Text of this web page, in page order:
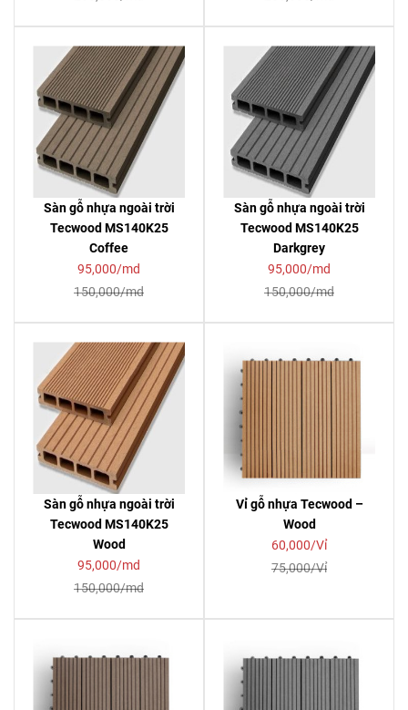
Sàn gỗ nhựa ngoài trời
Tecwood MS140K25
Coffee
95,000/md
150,000/md
Sàn gỗ nhựa ngoài trời
Tecwood MS140K25
Darkgrey
95,000/md
150,000/md
Sàn gỗ nhựa ngoài trời
Tecwood MS140K25
Wood
95,000/md
150,000/md
Vỉ gỗ nhựa Tecwood –
Wood
60,000/Vỉ
75,000/Vỉ